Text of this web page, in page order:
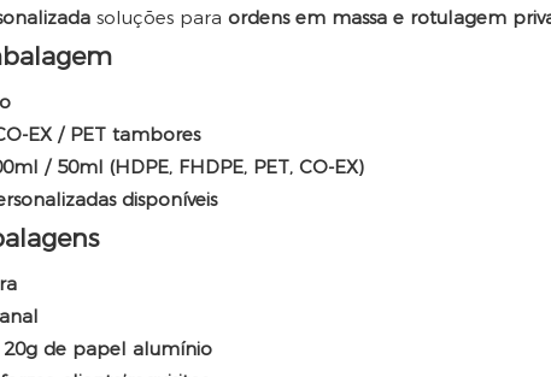
soluções para ordens em massa e rotulagem
EX / PET tambores
/ 50ml (HDPE, FHDPE, PET, CO-EX)
disponíveis
de papel alumínio